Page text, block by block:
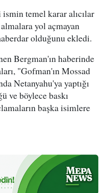
temel karar alıcılar
yol açmayan
olduğunu ekledi.
Bergman'ın haberinde
"Gofman'ın Mossad
Netanyahu'ya yaptığı
ve böylece baskı
başka isimlere